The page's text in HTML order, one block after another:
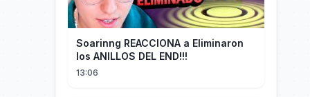
Soarinng REACCIONA a Eliminaron
los ANILLOS DEL END!!!
13:06